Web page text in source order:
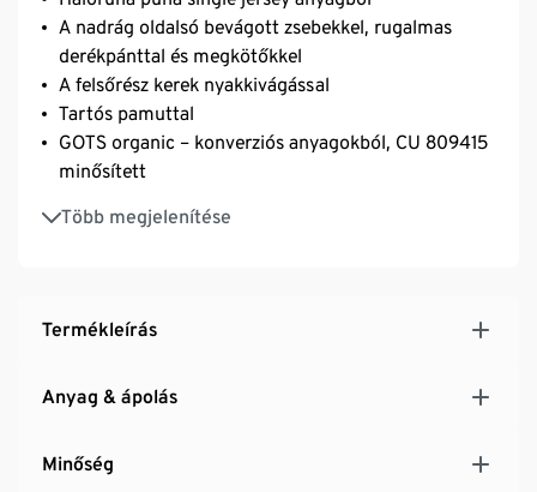
A nadrág oldalsó bevágott zsebekkel, rugalmas
derékpánttal és megkötőkkel
A felsőrész kerek nyakkivágással
Tartós pamuttal
GOTS organic – konverziós anyagokból, CU 809415
minősített
Több megjelenítése
Online 4XL-es méretig
Termékleírás
Anyag & ápolás
Minőség